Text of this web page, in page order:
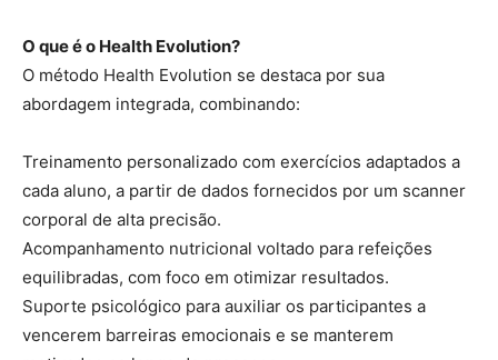
O que é o Health Evolution?
O método Health Evolution se destaca por sua
abordagem integrada, combinando:
Treinamento personalizado com exercícios adaptados a
cada aluno, a partir de dados fornecidos por um scanner
corporal de alta precisão.
Acompanhamento nutricional voltado para refeições
equilibradas, com foco em otimizar resultados.
Suporte psicológico para auxiliar os participantes a
vencerem barreiras emocionais e se manterem